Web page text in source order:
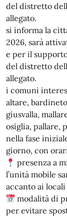
del distretto
allegato.
si informa la
2026, sarà
e per il
del distretto
allegato.
i comuni
altare,
giusvalla,
osiglia, pallare,
nella fase
giorno, con
presenza a
l’unità mobile
accanto ai
modalità di
per evitare